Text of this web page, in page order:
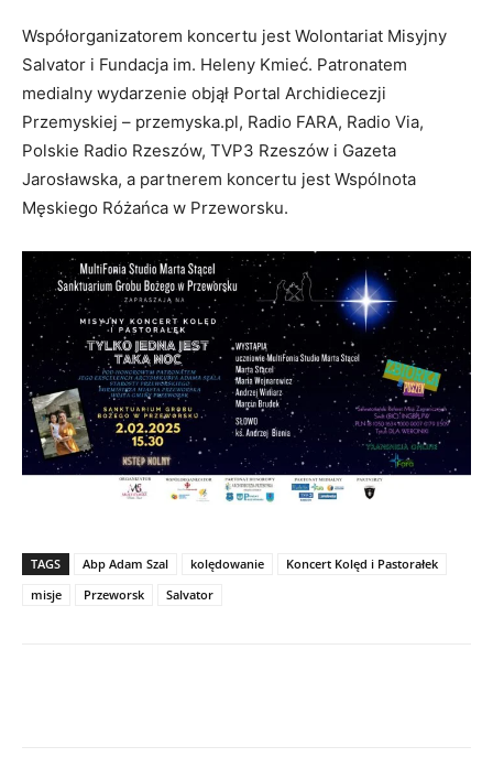
Współorganizatorem koncertu jest Wolontariat Misyjny
Salvator i Fundacja im. Heleny Kmieć. Patronatem
medialny wydarzenie objął Portal Archidiecezji
Przemyskiej – przemyska.pl, Radio FARA, Radio Via,
Polskie Radio Rzeszów, TVP3 Rzeszów i Gazeta
Jarosławska, a partnerem koncertu jest Wspólnota
Męskiego Różańca w Przeworsku.
TAGS Abp Adam Szal kolędowanie
Koncert Kolęd i Pastorałek
misje
Przeworsk Salvator